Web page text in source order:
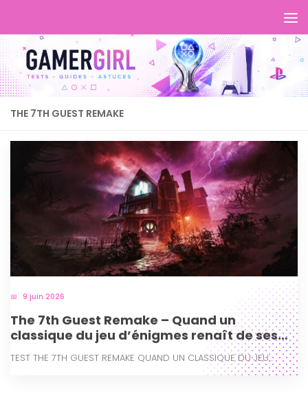
THE 7TH GUEST REMAKE
9 juin 2026
The 7th Guest Remake – Quand un
classique du jeu d’énigmes renaît de ses
TEST THE 7TH GUEST REMAKE QUAND UN CLASSIQUE DU JEU...